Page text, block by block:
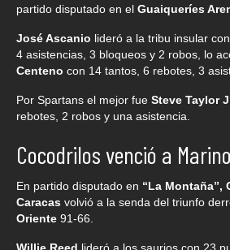
partido disputado en el Guaiqueríes
José Ascanio lideró a la tribu insular
4 asistencias, 3 bloqueos y 2 robos, lo
Centeno con 14 tantos, 6 rebotes, 3
Por Spartans el mejor fue Steve Taylor
rebotes, 2 robos y una asistencia.
Cocodrilos venció a
En partido disputado en “La Montaña”,
Caracas volvió a la senda del triunfo
Oriente 91-66.
Willie Reed lideró a los saurios con 23